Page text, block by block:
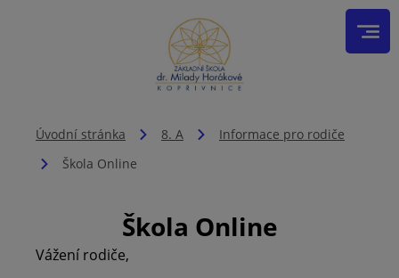
Úvodní stránka 8. A
Informace pro rodiče
Škola Online
Škola Online
Vážení rodiče,